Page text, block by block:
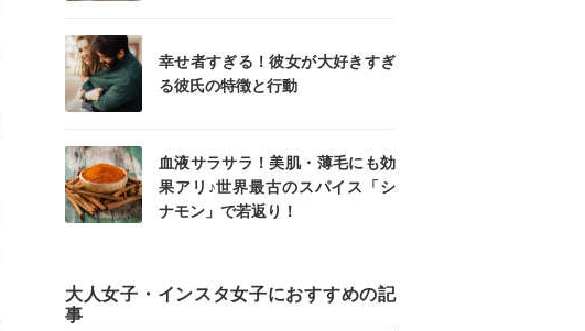
幸せ者すぎる！彼女が大好きすぎ
る彼氏の特徴と行動
血液サラサラ！美肌・薄毛にも効
果アリ♪世界最古のスパイス「シ
ナモン」で若返り！
大人女子・インスタ女子におすすめの記
事